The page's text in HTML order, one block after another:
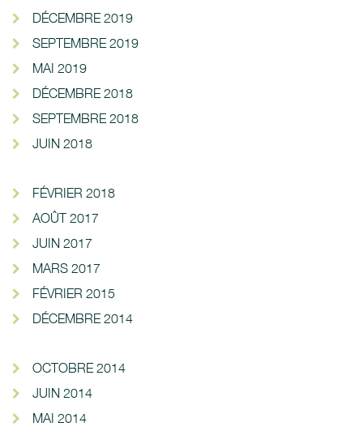
DÉCEMBRE 2019
SEPTEMBRE 2019
MAI 2019
DÉCEMBRE 2018
SEPTEMBRE 2018
JUIN 2018
FÉVRIER 2018
AOÛT 2017
JUIN 2017
MARS 2017
FÉVRIER 2015
DÉCEMBRE 2014
OCTOBRE 2014
JUIN 2014
MAI 2014